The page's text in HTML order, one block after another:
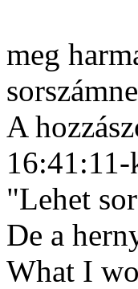
meg
A
"Lehet
De a
What I